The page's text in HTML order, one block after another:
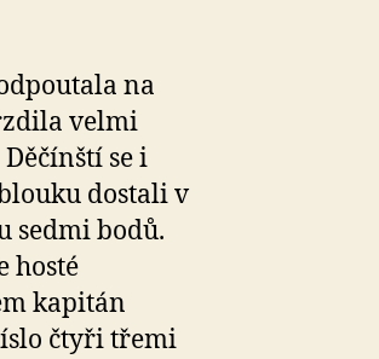
na
velmi
se i
dostali v
sedmi bodů.
hosté
kapitán
čtyři třemi